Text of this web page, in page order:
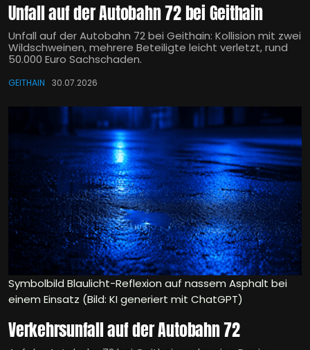
Unfall auf der Autobahn 72 bei Geithain
Unfall auf der Autobahn 72 bei Geithain: Kollision mit zwei
Wildschweinen, mehrere Beteiligte leicht verletzt, rund
50.000 Euro Sachschaden.
GEITHAIN 30.07.2026
Symbolbild Blaulicht-Reflexion auf nassem Asphalt bei
einem Einsatz (Bild: KI generiert mit ChatGPT)
Verkehrsunfall auf der Autobahn 72